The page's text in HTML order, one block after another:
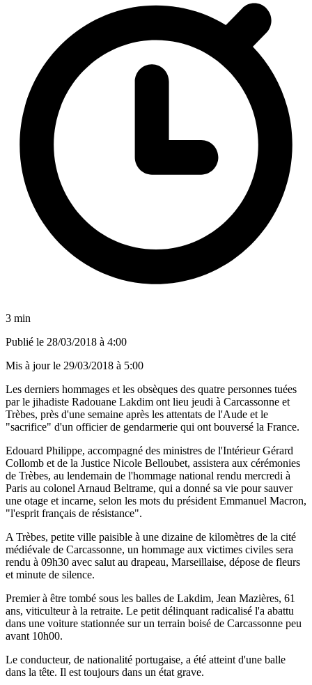
3 min
Publié le 28/03/2018 à 4:00
Mis à jour le 29/03/2018 à 5:00
Les derniers hommages et les obsèques des quatre personnes tuées
par le jihadiste Radouane Lakdim ont lieu jeudi à Carcassonne et
Trèbes, près d'une semaine après les attentats de l'Aude et le
"sacrifice" d'un officier de gendarmerie qui ont bouversé la France.
Edouard Philippe, accompagné des ministres de l'Intérieur Gérard
Collomb et de la Justice Nicole Belloubet, assistera aux cérémonies
de Trèbes, au lendemain de l'hommage national rendu mercredi à
Paris au colonel Arnaud Beltrame, qui a donné sa vie pour sauver
une otage et incarne, selon les mots du président Emmanuel Macron,
"l'esprit français de résistance".
A Trèbes, petite ville paisible à une dizaine de kilomètres de la cité
médiévale de Carcassonne, un hommage aux victimes civiles sera
rendu à 09h30 avec salut au drapeau, Marseillaise, dépose de fleurs
et minute de silence.
Premier à être tombé sous les balles de Lakdim, Jean Mazières, 61
ans, viticulteur à la retraite. Le petit délinquant radicalisé l'a abattu
dans une voiture stationnée sur un terrain boisé de Carcassonne peu
avant 10h00.
Le conducteur, de nationalité portugaise, a été atteint d'une balle
dans la tête. Il est toujours dans un état grave.